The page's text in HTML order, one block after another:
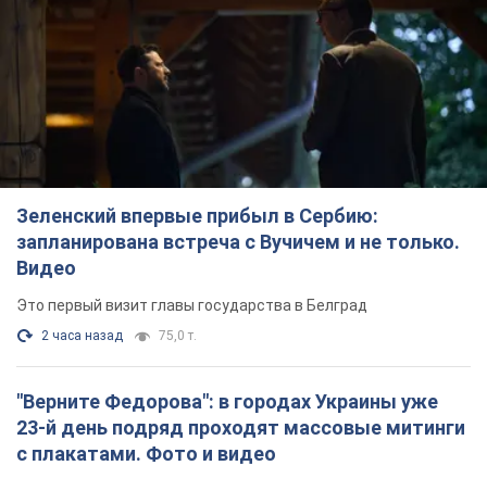
Зеленский впервые прибыл в Сербию:
запланирована встреча с Вучичем и не только.
Видео
Это первый визит главы государства в Белград
2 часа назад 75,0 т.
"Верните Федорова": в городах Украины уже
23-й день подряд проходят массовые митинги
с плакатами. Фото и видео